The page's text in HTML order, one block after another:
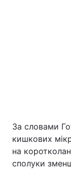
За словами
кишкових
на
сполуки